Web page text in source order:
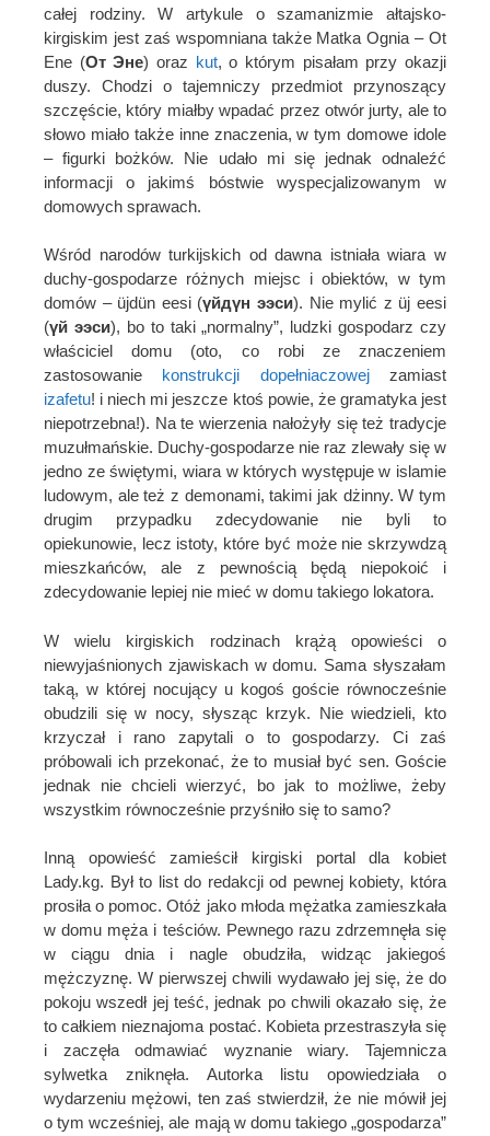
całej rodziny. W artykule o szamanizmie ałtajsko-
kirgiskim jest zaś wspomniana także Matka Ognia – Ot
Ene (От Эне) oraz kut, o którym pisałam przy okazji
duszy. Chodzi o tajemniczy przedmiot przynoszący
szczęście, który miałby wpadać przez otwór jurty, ale to
słowo miało także inne znaczenia, w tym domowe idole
– figurki bożków. Nie udało mi się jednak odnaleźć
informacji o jakimś bóstwie wyspecjalizowanym w
domowych sprawach.
Wśród narodów turkijskich od dawna istniała wiara w
duchy-gospodarze różnych miejsc i obiektów, w tym
domów – üjdün eesi (үйдүн ээси). Nie mylić z üj eesi
(үй ээси), bo to taki „normalny”, ludzki gospodarz czy
właściciel domu (oto, co robi ze znaczeniem
zastosowanie konstrukcji dopełniaczowejzamiast
izafetu! i niech mi jeszcze ktoś powie, że gramatyka jest
niepotrzebna!). Na te wierzenia nałożyły się też tradycje
muzułmańskie. Duchy-gospodarze nie raz zlewały się w
jedno ze świętymi, wiara w których występuje w islamie
ludowym, ale też z demonami, takimi jak dżinny. W tym
drugim przypadku zdecydowanie nie byli to
opiekunowie, lecz istoty, które być może nie skrzywdzą
mieszkańców, ale z pewnością będą niepokoić i
zdecydowanie lepiej nie mieć w domu takiego lokatora.
W wielu kirgiskich rodzinach krążą opowieści o
niewyjaśnionych zjawiskach w domu. Sama słyszałam
taką, w której nocujący u kogoś goście równocześnie
obudzili się w nocy, słysząc krzyk. Nie wiedzieli, kto
krzyczał i rano zapytali o to gospodarzy. Ci zaś
próbowali ich przekonać, że to musiał być sen. Goście
jednak nie chcieli wierzyć, bo jak to możliwe, żeby
wszystkim równocześnie przyśniło się to samo?
Inną opowieść zamieścił kirgiski portal dla kobiet
Lady.kg. Był to list do redakcji od pewnej kobiety, która
prosiła o pomoc. Otóż jako młoda mężatka zamieszkała
w domu męża i teściów. Pewnego razu zdrzemnęła się
w ciągu dnia i nagle obudziła, widząc jakiegoś
mężczyznę. W pierwszej chwili wydawało jej się, że do
pokoju wszedł jej teść, jednak po chwili okazało się, że
to całkiem nieznajoma postać. Kobieta przestraszyła się
i zaczęła odmawiać wyznanie wiary. Tajemnicza
sylwetka zniknęła. Autorka listu opowiedziała o
wydarzeniu mężowi, ten zaś stwierdził, że nie mówił jej
o tym wcześniej, ale mają w domu takiego „gospodarza”